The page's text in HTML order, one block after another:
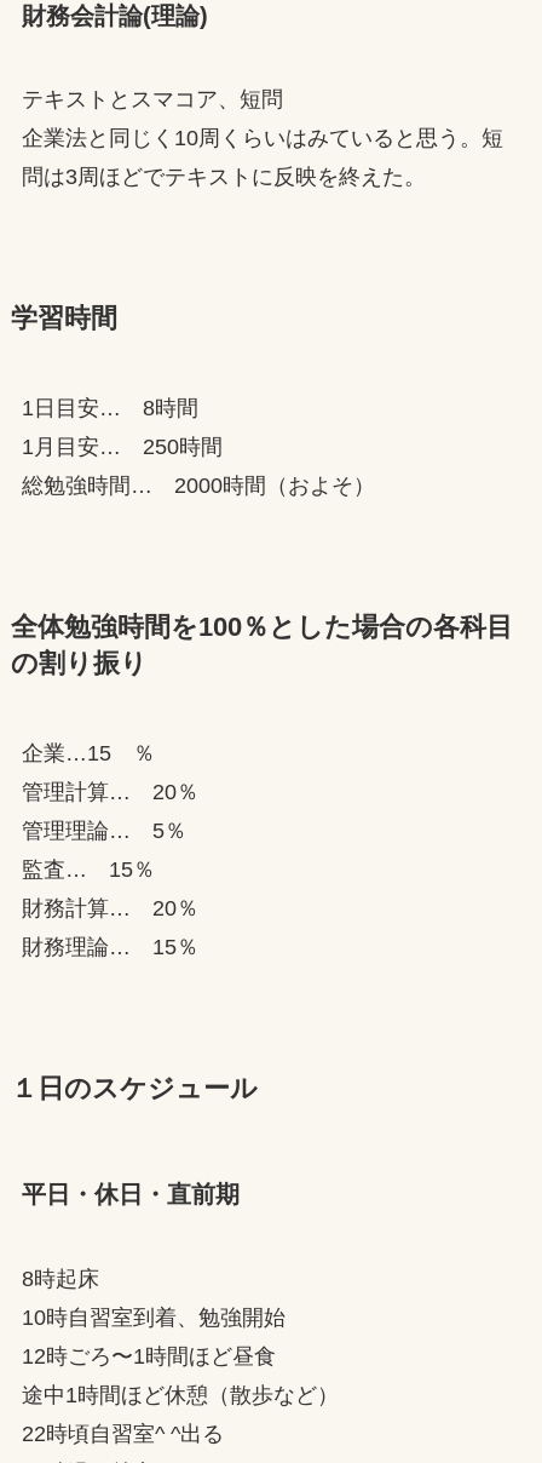
財務会計論(理論)
テキストとスマコア、短問
企業法と同じく10周くらいはみていると思う。短
問は3周ほどでテキストに反映を終えた。
学習時間
1日目安… 8時間
1月目安… 250時間
総勉強時間… 2000時間（およそ）
全体勉強時間を100％とした場合の各科目
の割り振り
企業…15 ％
管理計算… 20％
管理理論… 5％
監査… 15％
財務計算… 20％
財務理論… 15％
１日のスケジュール
平日・休日・直前期
8時起床
10時自習室到着、勉強開始
12時ごろ〜1時間ほど昼食
途中1時間ほど休憩（散歩など）
22時頃自習室^ ^出る